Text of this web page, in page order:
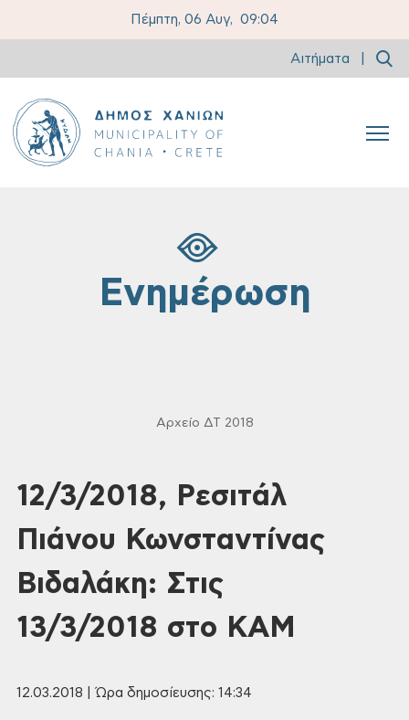
Πέμπτη, 06 Αυγ, 09:04
Αιτήματα
Ενημέρωση
Αρχείο ΔΤ 2018
12/3/2018, Ρεσιτάλ
Πιάνου Κωνσταντίνας
Βιδαλάκη: Στις
13/3/2018 στο ΚΑΜ
12.03.2018 | Ώρα δημοσίευσης: 14:34